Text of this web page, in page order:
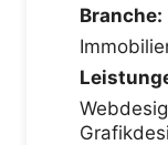
Branche: